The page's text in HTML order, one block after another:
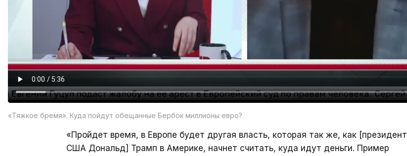
«Тяжкое бремя». Куда пойдут обещанные Бербок миллионы евро?
«Пройдет время, в Европе будет другая власть, которая так же, как [президент
США Дональд] Трамп в Америке, начнет считать, куда идут деньги. Пример